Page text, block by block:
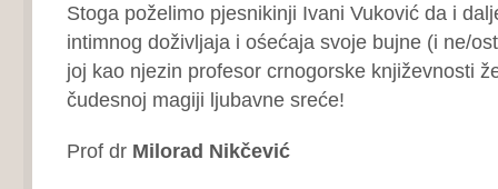
Stoga poželimo pjesnikinji Ivani Vuković da i
intimnog doživljaja i ośećaja svoje bujne (i ne/
joj kao njezin profesor crnogorske književnosti
čudesnoj magiji ljubavne sreće!
Prof dr Milorad Nikčević